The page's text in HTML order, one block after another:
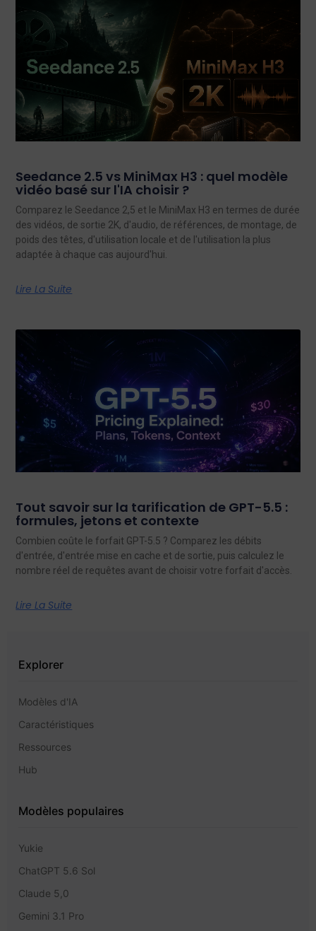
Seedance 2.5 vs MiniMax H3 : quel modèle
vidéo basé sur l'IA choisir ?
Comparez le Seedance 2,5 et le MiniMax H3 en termes de durée
des vidéos, de sortie 2K, d'audio, de références, de montage, de
poids des têtes, d'utilisation locale et de l'utilisation la plus
adaptée à chaque cas aujourd'hui.
Lire La Suite
Tout savoir sur la tarification de GPT-5.5 :
formules, jetons et contexte
Combien coûte le forfait GPT-5.5 ? Comparez les débits
d'entrée, d'entrée mise en cache et de sortie, puis calculez le
nombre réel de requêtes avant de choisir votre forfait d'accès.
Lire La Suite
Explorer
Modèles d'IA
Caractéristiques
Ressources
Hub
Modèles populaires
Yukie
ChatGPT 5.6 Sol
Claude 5,0
Gemini 3.1 Pro